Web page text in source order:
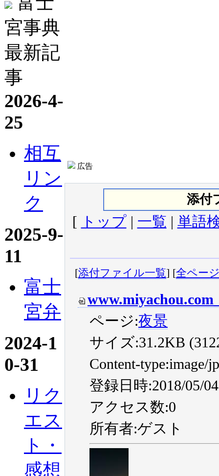
宮事典
最新記
事
2026-4-
25
相互
リン
ク
2025-9-
11
富士
宮弁
2024-1
0-31
リク
エス
ト・
感想
広告
添付
[ トップ| 一覧 | 単語
[添付ファイル一覧] [全ペー
ページ:夜景
サイズ:31.2KB
Content-type:image/
登録日時:2018/05/
アクセス数:0
所有者:ゲスト